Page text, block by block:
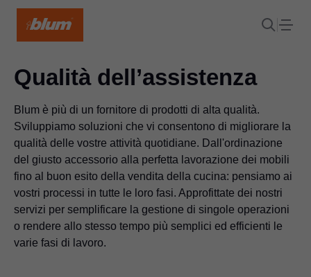
Qualità dell’assistenza
Blum è più di un fornitore di prodotti di alta qualità.
Sviluppiamo soluzioni che vi consentono di migliorare la
qualità delle vostre attività quotidiane. Dall'ordinazione
del giusto accessorio alla perfetta lavorazione dei mobili
fino al buon esito della vendita della cucina: pensiamo ai
vostri processi in tutte le loro fasi. Approfittate dei nostri
servizi per semplificare la gestione di singole operazioni
o rendere allo stesso tempo più semplici ed efficienti le
varie fasi di lavoro.